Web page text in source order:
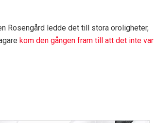
Rosengård ledde det till stora oroligheter,
kom den gången fram till att det inte var